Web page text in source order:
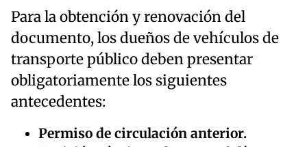
Para la obtención y renovación del
documento, los dueños de vehículos de
transporte público deben presentar
obligatoriamente los siguientes
antecedentes:
Permiso de circulación anterior.